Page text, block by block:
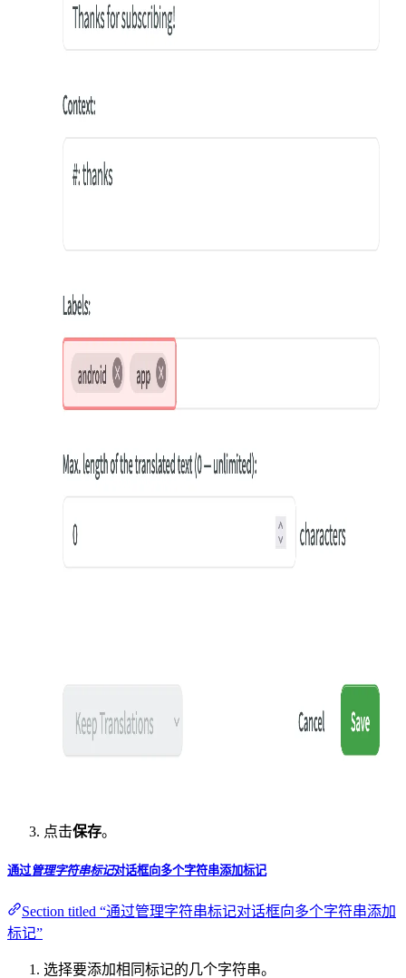
点击保存。
通过管理字符串标记对话框向多个字符串添加标记
Section titled “通过管理字符串标记对话框向多个字符串添加
标记”
选择要添加相同标记的几个字符串。